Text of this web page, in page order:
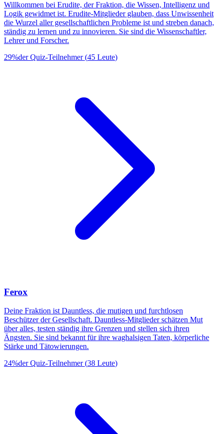
Willkommen bei Erudite, der Fraktion, die Wissen, Intelligenz und
Logik gewidmet ist. Erudite-Mitglieder glauben, dass Unwissenheit
die Wurzel aller gesellschaftlichen Probleme ist und streben danach,
ständig zu lernen und zu innovieren. Sie sind die Wissenschaftler,
Lehrer und Forscher.
29%der Quiz-Teilnehmer(45 Leute)
Ferox
Deine Fraktion ist Dauntless, die mutigen und furchtlosen
Beschützer der Gesellschaft. Dauntless-Mitglieder schätzen Mut
über alles, testen ständig ihre Grenzen und stellen sich ihren
Ängsten. Sie sind bekannt für ihre waghalsigen Taten, körperliche
Stärke und Tätowierungen.
24%der Quiz-Teilnehmer(38 Leute)